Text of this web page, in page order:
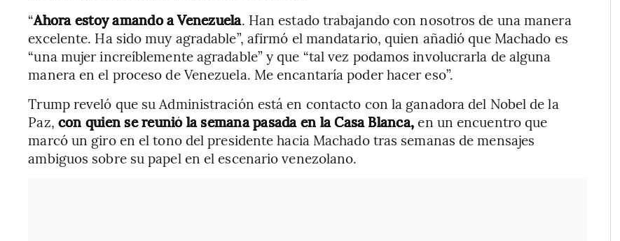
“Ahora estoy amando a Venezuela. Han estado trabajando con nosotros de una manera
excelente. Ha sido muy agradable”, afirmó el mandatario, quien añadió que Machado es
“una mujer increíblemente agradable” y que “tal vez podamos involucrarla de alguna
manera en el proceso de Venezuela. Me encantaría poder hacer eso”.
Trump reveló que su Administración está en contacto con la ganadora del Nobel de la
Paz, con quien se reunió la semana pasada en la Casa Blanca,en un encuentro que
marcó un giro en el tono del presidente hacia Machado tras semanas de mensajes
ambiguos sobre su papel en el escenario venezolano.